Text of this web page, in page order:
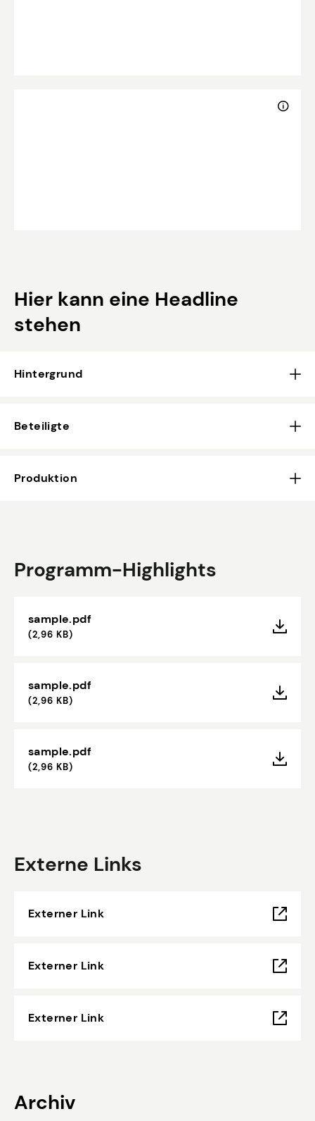
Hier kann eine Headline
stehen
Hintergrund
Beteiligte
Produktion
Programm-Highlights
sample.pdf
(2,96 KB)
sample.pdf
(2,96 KB)
sample.pdf
(2,96 KB)
Externe Links
Externer Link
Externer Link
Externer Link
Archiv